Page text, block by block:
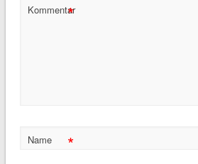
Kommentar
*
Name *